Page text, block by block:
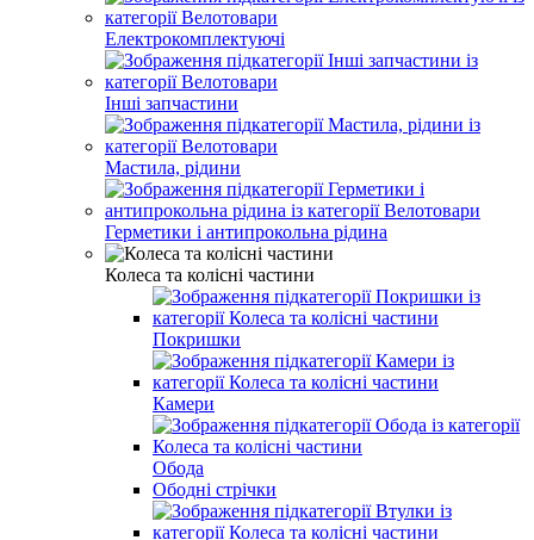
Електрокомплектуючі
Інші запчастини
Мастила, рідини
Герметики і антипрокольна рідина
Колеса та колісні частини
Покришки
Камери
Обода
Ободні стрічки